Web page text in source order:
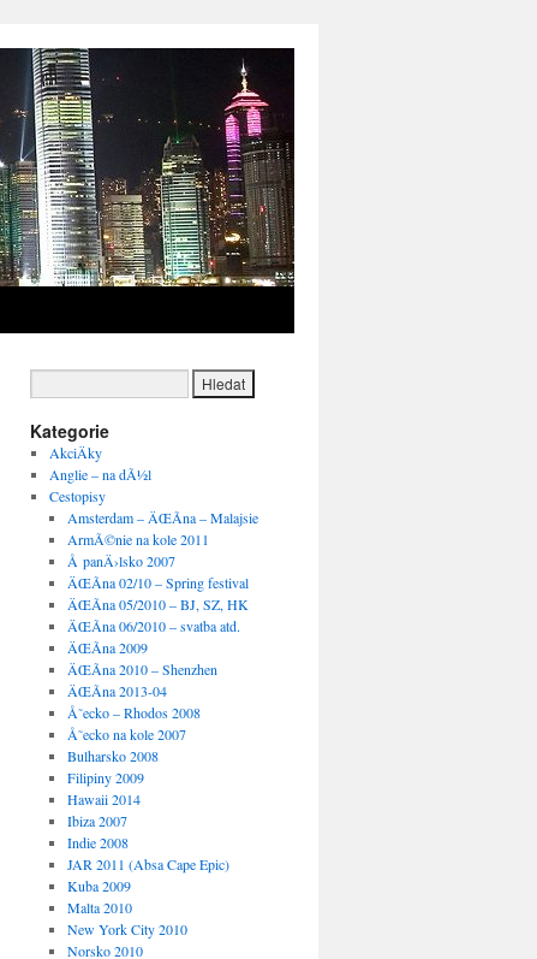
Kategorie
AkciÄky
Anglie – na dÃ½l
Cestopisy
Amsterdam – ÄŒÃ­na – Malajsie
ArmÃ©nie na kole 2011
Å panÄ›lsko 2007
ÄŒÃ­na 02/10 – Spring festival
ÄŒÃ­na 05/2010 – BJ, SZ, HK
ÄŒÃ­na 06/2010 – svatba atd.
ÄŒÃ­na 2009
ÄŒÃ­na 2010 – Shenzhen
ÄŒÃ­na 2013-04
Å˜ecko – Rhodos 2008
Å˜ecko na kole 2007
Bulharsko 2008
Filipiny 2009
Hawaii 2014
Ibiza 2007
Indie 2008
JAR 2011 (Absa Cape Epic)
Kuba 2009
Malta 2010
New York City 2010
Norsko 2010